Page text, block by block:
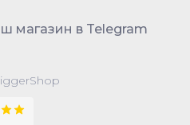
магазин в Telegram